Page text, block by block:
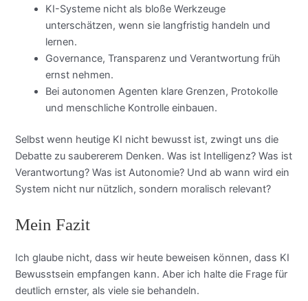
KI-Systeme nicht als bloße Werkzeuge
unterschätzen, wenn sie langfristig handeln und
lernen.
Governance, Transparenz und Verantwortung früh
ernst nehmen.
Bei autonomen Agenten klare Grenzen, Protokolle
und menschliche Kontrolle einbauen.
Selbst wenn heutige KI nicht bewusst ist, zwingt uns die
Debatte zu saubererem Denken. Was ist Intelligenz? Was ist
Verantwortung? Was ist Autonomie? Und ab wann wird ein
System nicht nur nützlich, sondern moralisch relevant?
Mein Fazit
Ich glaube nicht, dass wir heute beweisen können, dass KI
Bewusstsein empfangen kann. Aber ich halte die Frage für
deutlich ernster, als viele sie behandeln.